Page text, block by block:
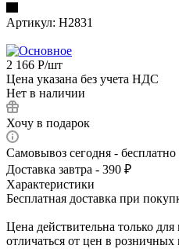
Артикул: Н2831
2 166 Р/шт
Цена указана без учета НДС
Нет в наличии
Хочу в подарок
Самовывоз сегодня - бесплатно
Доставка завтра - 390 ₽
Характеристики
Бесплатная доставка при
Цена действительна только
отличаться от цен в розничных